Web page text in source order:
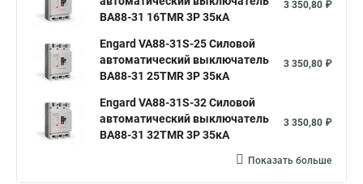
ВА88-31 16TMR 3P 35кА
3 350,80 ₽
Engard VA88-31S-25 Силовой
автоматический выключатель
ВА88-31 25TMR 3P 35кА
3 350,80 ₽
Engard VA88-31S-32 Силовой
автоматический выключатель
ВА88-31 32TMR 3P 35кА
3 350,80 ₽
Показать больше